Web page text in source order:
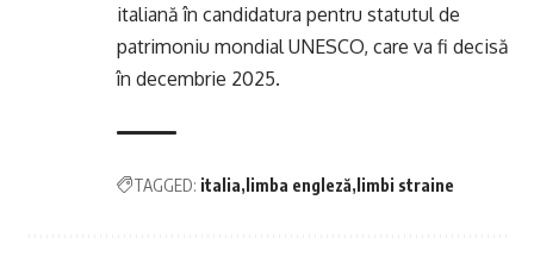
italiană în candidatura pentru statutul de
patrimoniu mondial UNESCO, care va fi decisă
în decembrie 2025.
TAGGED: italia limba engleză limbi straine